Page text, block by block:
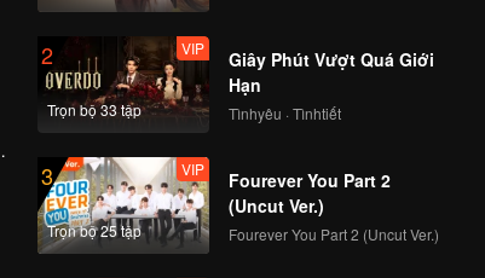
2
Trọn bộ 33 tập
VIP
Giây Phút Vượt Quá Giới
Hạn
Tìnhyêu · Tìnhtiết
3
Trọn bộ 25 tập
VIP
Fourever You Part 2
(Uncut Ver.)
Fourever You Part 2 (Uncut Ver.)